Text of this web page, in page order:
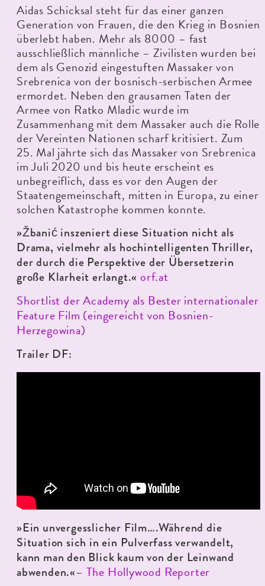
Aidas Schicksal steht für das einer ganzen
Generation von Frauen, die den Krieg in Bosnien
überlebt haben. Mehr als 8000 – fast
ausschließlich männliche – Zivilisten wurden bei
dem als Genozid eingestuften Massaker von
Srebrenica von der bosnisch-serbischen Armee
ermordet. Neben den grausamen Taten der
Armee von Ratko Mladic wurde im
Zusammenhang mit dem Massaker auch die Rolle
der Vereinten Nationen scharf kritisiert. Zum
25. Mal jährte sich das Massaker von Srebrenica
im Juli 2020 und bis heute erscheint es
unbegreiflich, dass es vor den Augen der
Staatengemeinschaft, mitten in Europa, zu einer
solchen Katastrophe kommen konnte.
»Žbanić inszeniert diese Situation nicht als
Drama, vielmehr als hochintelligenten Thriller,
der durch die Perspektive der Übersetzerin
große Klarheit erlangt.«orf.at
Shortlist der Academy als Bester internationaler
Feature Film (eingereicht von Bosnien-
Herzegowina)
Trailer DF:
»Ein unvergesslicher Film….Während die
Situation sich in ein Pulverfass verwandelt,
kann man den Blick kaum von der Leinwand
abwenden.«– The Hollywood Reporter